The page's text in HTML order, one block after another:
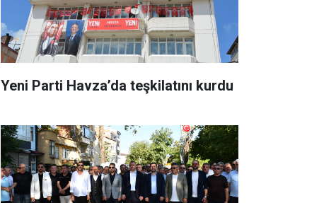
Yeni Parti Havza’da teşkilatını kurdu